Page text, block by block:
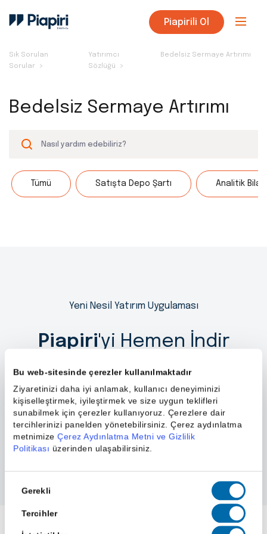
Bu web-sitesinde çerezler kullanılmaktadır
Ziyaretinizi daha iyi anlamak, kullanıcı deneyiminizi
kişiselleştirmek, iyileştirmek ve size uygun teklifleri
sunabilmek için çerezler kullanıyoruz. Çerezlere dair
tercihlerinizi panelden yönetebilirsiniz. Çerez aydınlatma
metnimize Çerez Aydınlatma Metni ve Gizlilik
Politikası üzerinden ulaşabilirsiniz.
Seçimi
Gerekli
Tercihler
Piapirili Ol
Sık Sorulan
Sorular
Yatırımcı
Sözlüğü
Bedelsiz Sermaye Artırımı
Bedelsiz Sermaye Artırımı
Tümü Satışta Depo Şartı Analitik
Yeni Nesil Yatırım Uygulaması
Piapiri'yi Hemen İndir